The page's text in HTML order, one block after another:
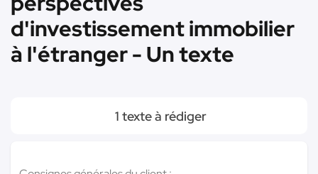
d'investissement immobilier
à l'étranger - Un texte
1 texte à rédiger